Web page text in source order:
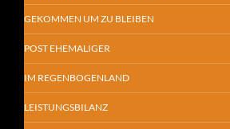
GEKOMMEN UM ZU BLEIBEN
POST EHEMALIGER
IM REGENBOGENLAND
LEISTUNGSBILANZ